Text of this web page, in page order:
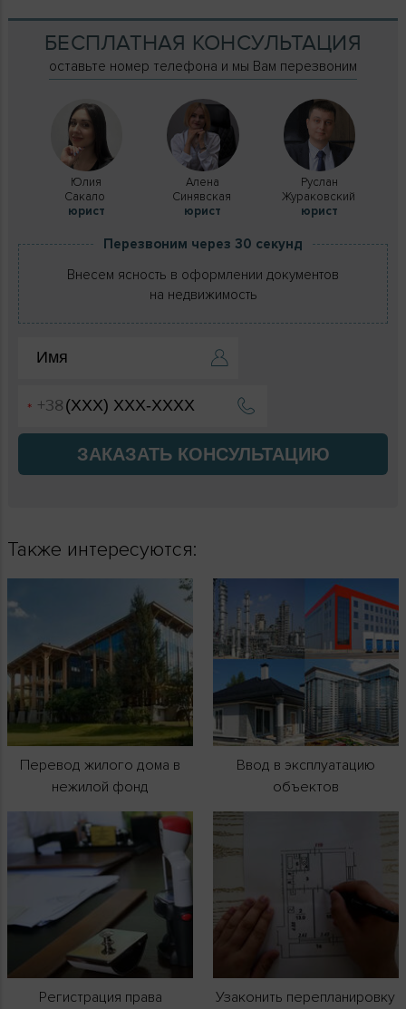
БЕСПЛАТНАЯ КОНСУЛЬТАЦИЯ
оставьте номер телефона и мы Вам перезвоним
Юлия
Сакало
юрист
Алена
Синявская
юрист
Руслан
Жураковский
юрист
Перезвоним через 30 секунд
Внесем ясность в оформлении документов
на недвижимость
ЗАКАЗАТЬ КОНСУЛЬТАЦИЮ
Также интересуются:
Перевод жилого дома в
нежилой фонд
Ввод в эксплуатацию
объектов
Регистрация права
Узаконить перепланировку